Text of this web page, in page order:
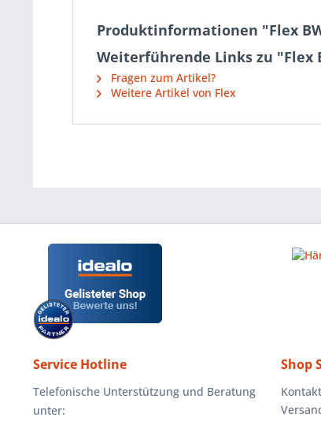
Produktinformationen "Flex
Weiterführende Links zu "Flex
Fragen zum Artikel?
Weitere Artikel von Flex
Service Hotline
Telefonische Unterstützung und Beratung
unter:
Shop
Kontakt